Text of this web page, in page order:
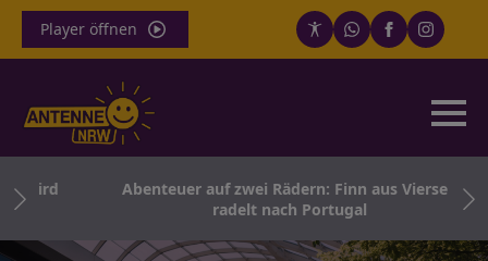
Player öffnen
Abenteuer auf zwei Rädern: Finn aus Viersen
radelt nach Portugal